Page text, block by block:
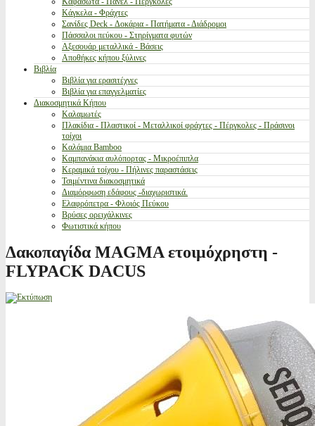
Κάγκελα - Φράχτες
Σανίδες Deck - Δοκάρια - Πατήματα - Διάδρομοι
Πάσσαλοι πεύκου - Στηρίγματα φυτών
Αξεσουάρ μεταλλικά - Βάσεις
Αποθήκες κήπου ξύλινες
Βιβλία
Βιβλία για ερασιτέχνες
Βιβλία για επαγγελματίες
Διακοσμητικά Κήπου
Καλαμωτές
Πλακίδια - Πλαστικοί - Μεταλλικοί φράχτες - Πέργκολες - Πράσινοι
τοίχοι
Καλάμια Bamboo
Καμπανάκια αυλόπορτας - Μικροέπιπλα
Κεραμικά τοίχου - Πήλινες παραστάσεις
Τσιμέντινα διακοσμητικά
Διαμόρφωση εδάφους -διαχωριστικά.
Ελαφρόπετρα - Φλοιός Πεύκου
Βρύσες ορειχάλκινες
Φωτιστικά κήπου
Δακοπαγίδα MAGMA ετοιμόχρηστη -
FLYPACK DACUS